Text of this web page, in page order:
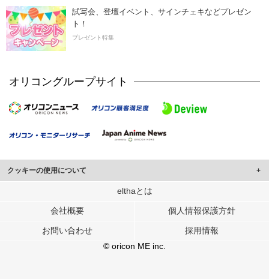
試写会、登壇イベント、サインチェキなどプレゼン
ト！
プレゼント特集
オリコングループサイト
クッキーの使用について
このサイトでは Cookie を使用して、ユーザーに合わせたコンテンツや広告の
行っています。
メディアや広告配信、データ解析の各パートナーに提供しています。
各パートナーは、この情報とユーザーが各パートナーに提供した他の情報や、
ユーザーが各パートナーのサービスを使用したときに収集した他の情報を組み
elthaとは
会社概要 個人情報保護方針
お問い合わせ
採用情報
© oricon ME inc.